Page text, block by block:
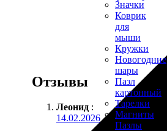
Значки
Коврик
для
мыши
Кружки
Новогодние
шары
Пазл
картонный
Тарелки
Магниты
Пазлы
Отзывы
Леонид :
14.02.2026